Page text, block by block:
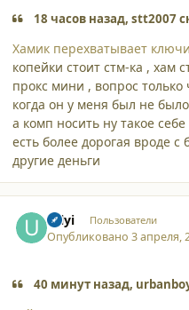
18 часов назад, stt2007
Хамик перехватывает
копейки стоит стм-ка , хам
прокс мини , вопрос только
когда он у меня был не
а комп носить ну такое
есть более дорогая вроде
другие деньги
Uilyi Пользователи
Опубликовано3 апреля,
40 минут назад,